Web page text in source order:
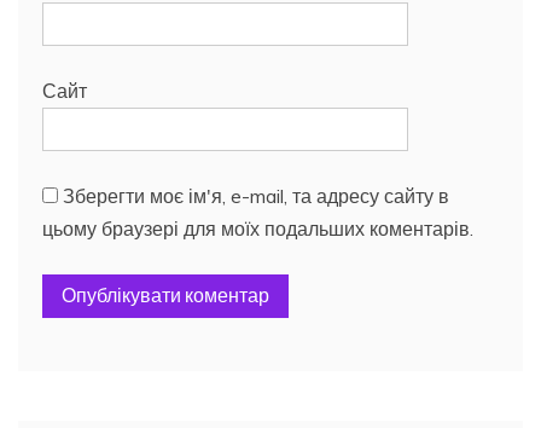
Сайт
Зберегти моє ім'я, e-mail, та адресу сайту в
цьому браузері для моїх подальших коментарів.